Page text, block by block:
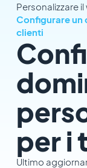
Personalizzare
Configurare un
clienti
per i
Ultimo